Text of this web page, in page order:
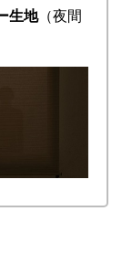
生地（夜間